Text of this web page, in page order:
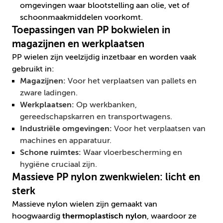
omgevingen waar blootstelling aan olie, vet of
schoonmaakmiddelen voorkomt.
Toepassingen van PP bokwielen in
magazijnen en werkplaatsen
PP wielen zijn veelzijdig inzetbaar en worden vaak
gebruikt in:
Magazijnen: Voor het verplaatsen van pallets en
zware ladingen.
Werkplaatsen: Op werkbanken,
gereedschapskarren en transportwagens.
Industriële omgevingen: Voor het verplaatsen van
machines en apparatuur.
Schone ruimtes: Waar vloerbescherming en
hygiëne cruciaal zijn.
Massieve PP nylon zwenkwielen: licht en
sterk
Massieve nylon wielen zijn gemaakt van
hoogwaardig thermoplastisch nylon, waardoor ze